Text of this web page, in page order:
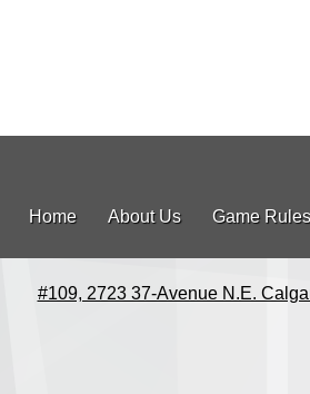
Home About Us Game Rules
#109, 2723 37-Avenue N.E.